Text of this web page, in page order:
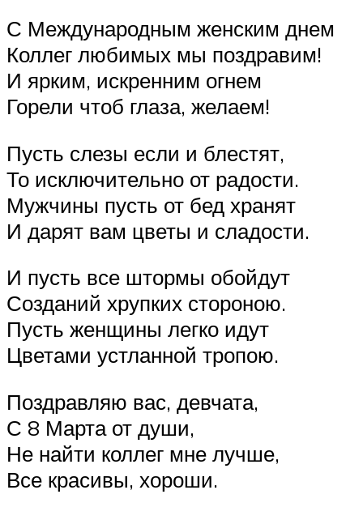
С Международным женским днем
Коллег любимых мы поздравим!
И ярким, искренним огнем
Горели чтоб глаза, желаем!
Пусть слезы если и блестят,
То исключительно от радости.
Мужчины пусть от бед хранят
И дарят вам цветы и сладости.
И пусть все штормы обойдут
Созданий хрупких стороною.
Пусть женщины легко идут
Цветами устланной тропою.
Поздравляю вас, девчата,
С 8 Марта от души,
Не найти коллег мне лучше,
Все красивы, хороши.